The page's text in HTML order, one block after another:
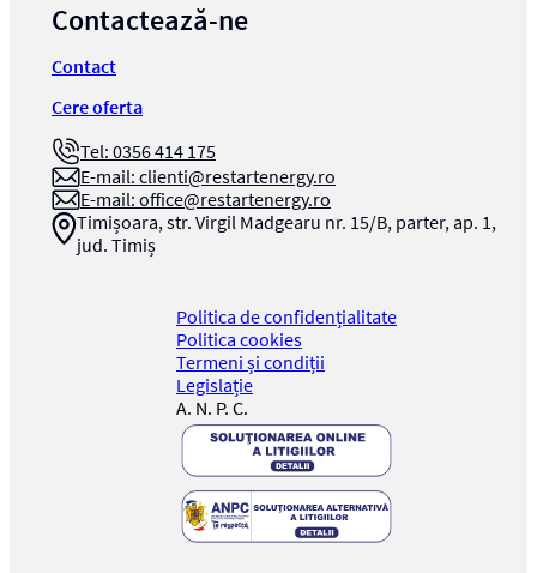
Contactează-ne
Contact
Cere oferta
Tel: 0356 414 175
E-mail: clienti@restartenergy.ro
E-mail: office@restartenergy.ro
Timișoara, str. Virgil Madgearu nr. 15/B, parter, ap. 1,
jud. Timiș
Politica de confidențialitate
Politica cookies
Termeni și condiții
Legislație
A. N. P. C.